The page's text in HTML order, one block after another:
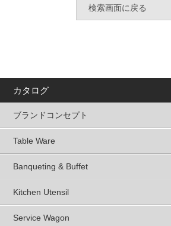
カタログ
ブランドコンセプト
Table Ware
Banqueting & Buffet
Kitchen Utensil
Service Wagon